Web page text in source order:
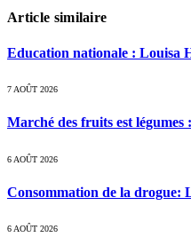
Article similaire
Education nationale : Louisa
7 AOÛT 2026
Marché des fruits est
6 AOÛT 2026
Consommation de la drogue:
6 AOÛT 2026